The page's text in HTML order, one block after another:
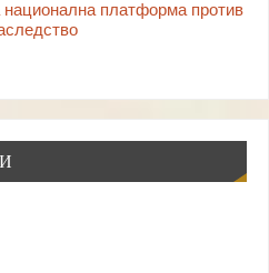
платформа против